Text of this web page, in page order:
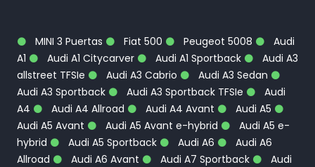
MINI 3 Puertas Fiat 500 Peugeot 5008
Audi
A1
Audi A1 Citycarver Audi A1 Sportback
Audi A3
allstreet TFSIe
Audi A3 Cabrio
Audi A3 Sedan
Audi A3 Sportback
Audi A3 Sportback TFSIe
Audi
A4
Audi A4 Allroad Audi A4 Avant
Audi A5
Audi A5 Avant
Audi A5 Avant e-hybrid
Audi A5 e-
hybrid
Audi A5 Sportback Audi A6
Audi A6
Allroad
Audi A6 Avant Audi A7 Sportback
Audi